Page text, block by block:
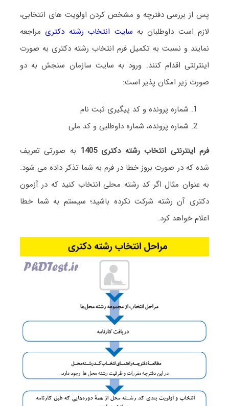
پس از بررسی دفترچه و مشخص کردن اولویت های انتخابی،
لازم است داوطلبان به سایت انتخاب رشته دکتری مراجعه
نمایند و نسبت به تکمیل فرم انتخاب رشته دکتری به صورت
اینترنتی اقدام کنند. ورود به سایت سازمان سنجش به دو
صورت زیر امکان پذیر است:
شماره پرونده و کد پیگیری ثبت نام
شماره پرونده، شماره داوطلبی و کد ملی
فرم اینترنتی انتخاب رشته دکتری 1405
به صورتی تعریف
شده که در صورت بروز خطا در فرم به شما تذکر داده می شود.
به عنوان مثال اگر کد رشته محلی انتخاب کنید که در آزمون
دکتری آن رشته شرکت نکرده باشید؛ سیستم به شما خطا
اعلام خواهد کرد.